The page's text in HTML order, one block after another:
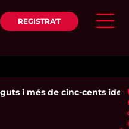
REGISTRA'T
i més de cinc-cents